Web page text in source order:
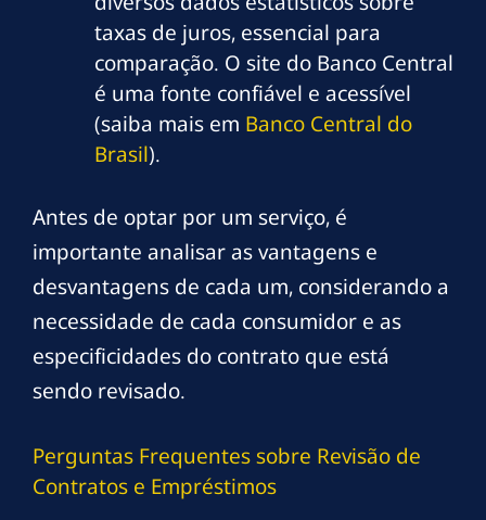
taxas de juros, essencial para
comparação. O site do Banco Central
é uma fonte confiável e acessível
(saiba mais em Banco Central do
Brasil).
Antes de optar por um serviço, é
importante analisar as vantagens e
desvantagens de cada um, considerando a
necessidade de cada consumidor e as
especificidades do contrato que está
sendo revisado.
Perguntas Frequentes sobre Revisão de
Contratos e Empréstimos